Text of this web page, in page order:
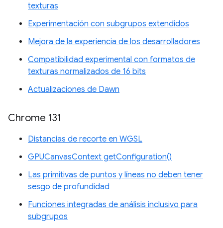
texturas
Experimentación con subgrupos extendidos
Mejora de la experiencia de los desarrolladores
Compatibilidad experimental con formatos de
texturas normalizados de 16 bits
Actualizaciones de Dawn
Chrome 131
Distancias de recorte en WGSL
GPUCanvasContext getConfiguration()
Las primitivas de puntos y líneas no deben tener
sesgo de profundidad
Funciones integradas de análisis inclusivo para
subgrupos